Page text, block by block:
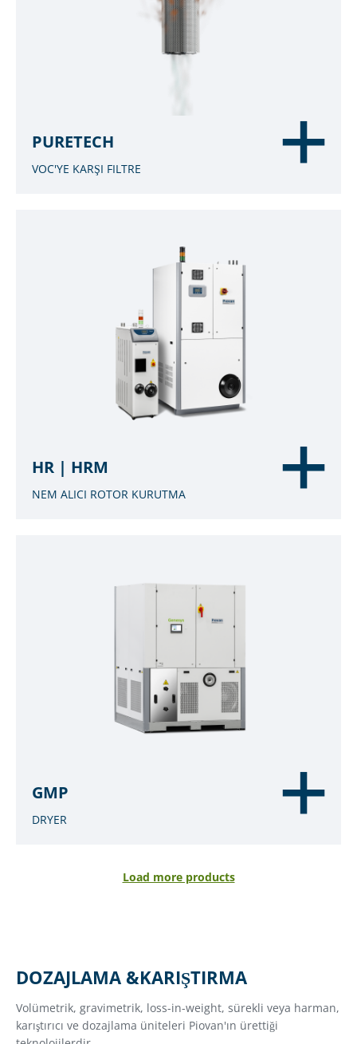
PURETECH
VOC'YE KARŞI FILTRE
HR | HRM
NEM ALICI ROTOR KURUTMA
GMP
DRYER
Load more products
DOZAJLAMA &KARIŞTIRMA
Volümetrik, gravimetrik, loss-in-weight, sürekli veya harman,
karıştırıcı ve dozajlama üniteleri Piovan'ın ürettiği